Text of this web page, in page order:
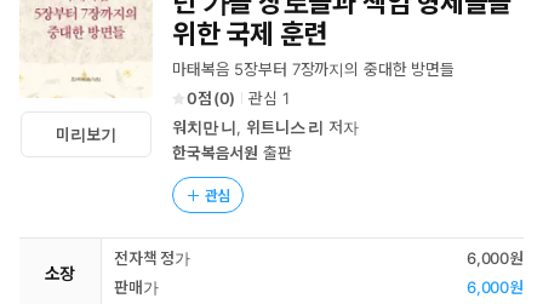
미리보기
위한 국제 훈련
마태복음 5장부터 7장까지의 중대한 방면들
0
(0) 관심 1
워치만 니, 위트니스 리 저자
한국복음서원 출판
관심
소장
전자책 정가
6,000원
판매가
6,000원